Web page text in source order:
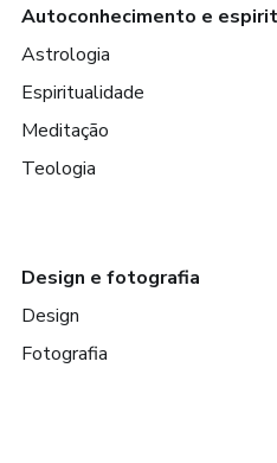
Autoconhecimento e
Astrologia
Espiritualidade
Meditação
Teologia
Design e fotografia
Design
Fotografia